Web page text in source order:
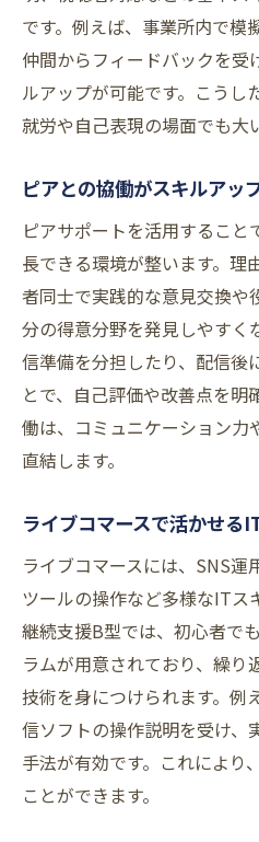
です。例えば、事業所内で模
仲間からフィードバックを受
ルアップが可能です。こうし
就労や自己表現の場面でも大
ピアとの協働がスキルアッ
ピアサポートを活用するこ
長できる環境が整います。理
者同士で実践的な意見交換や
分の得意分野を発見しやすく
信準備を分担したり、配信後
とで、自己評価や改善点を明
働は、コミュニケーション力
直結します。
ライブコマースで活かせる
ライブコマースには、SNS
ツールの操作など多様なITス
継続支援B型では、初心者で
ラムが用意されており、繰り
技術を身につけられます。例
信ソフトの操作説明を受け、
手法が有効です。これにより
ことができます。